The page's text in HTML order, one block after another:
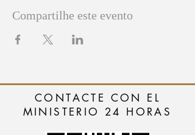
Compartilhe este evento
CONTACTE CON EL
MINISTERIO 24 HORAS